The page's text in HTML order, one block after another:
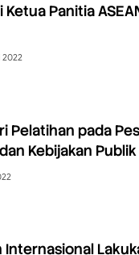
Ketua Panitia
2022
Pelatihan pada
Kebijakan
Internasional